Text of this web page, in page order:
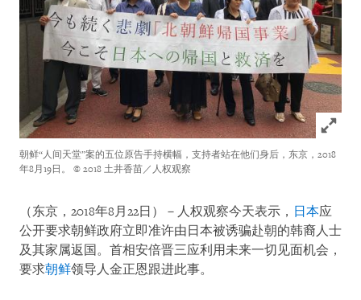
Click
朝鲜“人间天堂”案的五位原告手持横幅，支持者站在他们身后，东京，2018
年8月19日。 © 2018 土井香苗／人权观察
（东京，2018年8月22日）－人权观察今天表示， 日本应
公开要求朝鲜政府立即准许由日本被诱骗赴朝的韩裔人士
及其家属返国。首相安倍晋三应利用未来一切见面机会，
要求朝鲜领导人金正恩跟进此事。